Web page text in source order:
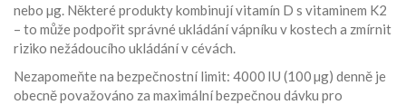
nebo µg. Některé produkty kombinují vitamín D s vitaminem K2
– to může podpořit správné ukládání vápníku v kostech a zmírnit
riziko nežádoucího ukládání v cévách.
Nezapomeňte na bezpečnostní limit: 4000 IU (100 µg) denně je
obecně považováno za maximální bezpečnou dávku pro